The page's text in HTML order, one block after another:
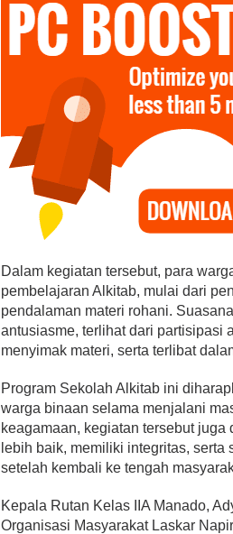
Dalam kegiatan tersebut, para
pembelajaran Alkitab, mulai dari
pendalaman materi rohani.
antusiasme, terlihat dari partisipasi
menyimak materi, serta terlibat
Program Sekolah Alkitab ini
warga binaan selama menjalani
keagamaan, kegiatan tersebut
lebih baik, memiliki integritas,
setelah kembali ke tengah
Kepala Rutan Kelas IIA Manado,
Organisasi Masyarakat Laskar